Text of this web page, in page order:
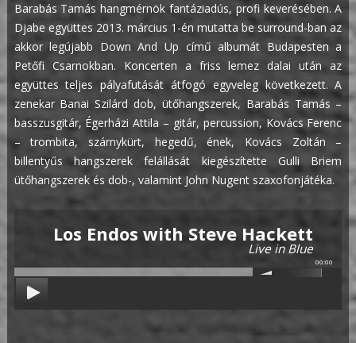
Barabás Tamás hangmérnök fantáziadús, profi keverésében.A
Djabe együttes 2013. március 1-én mutatta be surround-ban az
akkor legújabb Down And Up című albumát Budapesten a
Petőfi Csarnokban. Koncerten a friss lemez dalai után az
együttes teljes pályafutását átfogó egyveleg következett.A
zenekar Banai Szilárd dob, ütőhangszerek, Barabás Tamás –
basszusgitár, Égerházi Attila – gitár, percussion, Kovács Ferenc
– trombita, szárnykürt, hegedű, ének, Kovács Zoltán –
billentyűs hangszerek felállását kiegészítette Gulli Briem
ütőhangszerek és dob-, valamint John Nugent szaxofonjátéka.
Los Endos with Steve Hackett
Live in Blue
00:00